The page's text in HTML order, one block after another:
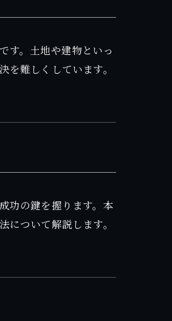
す。土地や建物といっ
難しくしています。
功の鍵を握ります。本
ついて解説します。